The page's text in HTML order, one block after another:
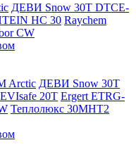
ДЕВИ Snow 30T DTCE-
HC 30 Raychem
CW
Arctic ДЕВИ Snow 30T
20T Ergert ETRG-
Теплолюкс 30МНТ2